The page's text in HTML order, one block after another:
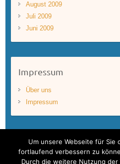
August 2009
Juli 2009
Juni 2009
Impressum
Über uns
Impressum
Um unsere Webseite für Sie
fortlaufend verbessern zu
Durch die weitere Nutzung der